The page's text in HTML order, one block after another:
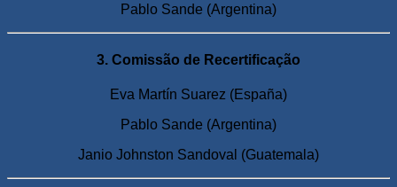
Pablo Sande (Argentina)
3. Comissão de Recertificação
Eva Martín Suarez (España)
Pablo Sande (Argentina)
Janio Johnston Sandoval (Guatemala)